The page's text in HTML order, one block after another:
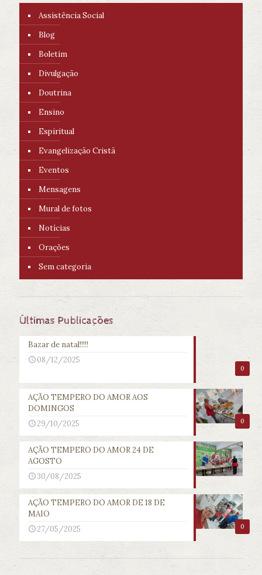
Assistência Social
Blog
Boletim
Divulgação
Doutrina
Ensino
Espiritual
Evangelização Cristã
Eventos
Mensagens
Mural de fotos
Notícias
Orações
Sem categoria
Últimas Publicações
0
Bazar de natal!!!!!
08/12/2025
0
AÇÃO TEMPERO DO AMOR AOS
DOMINGOS
29/10/2025
AÇÃO TEMPERO DO AMOR 24 DE
AGOSTO
30/08/2025
0
AÇÃO TEMPERO DO AMOR DE 18 DE
MAIO
27/05/2025